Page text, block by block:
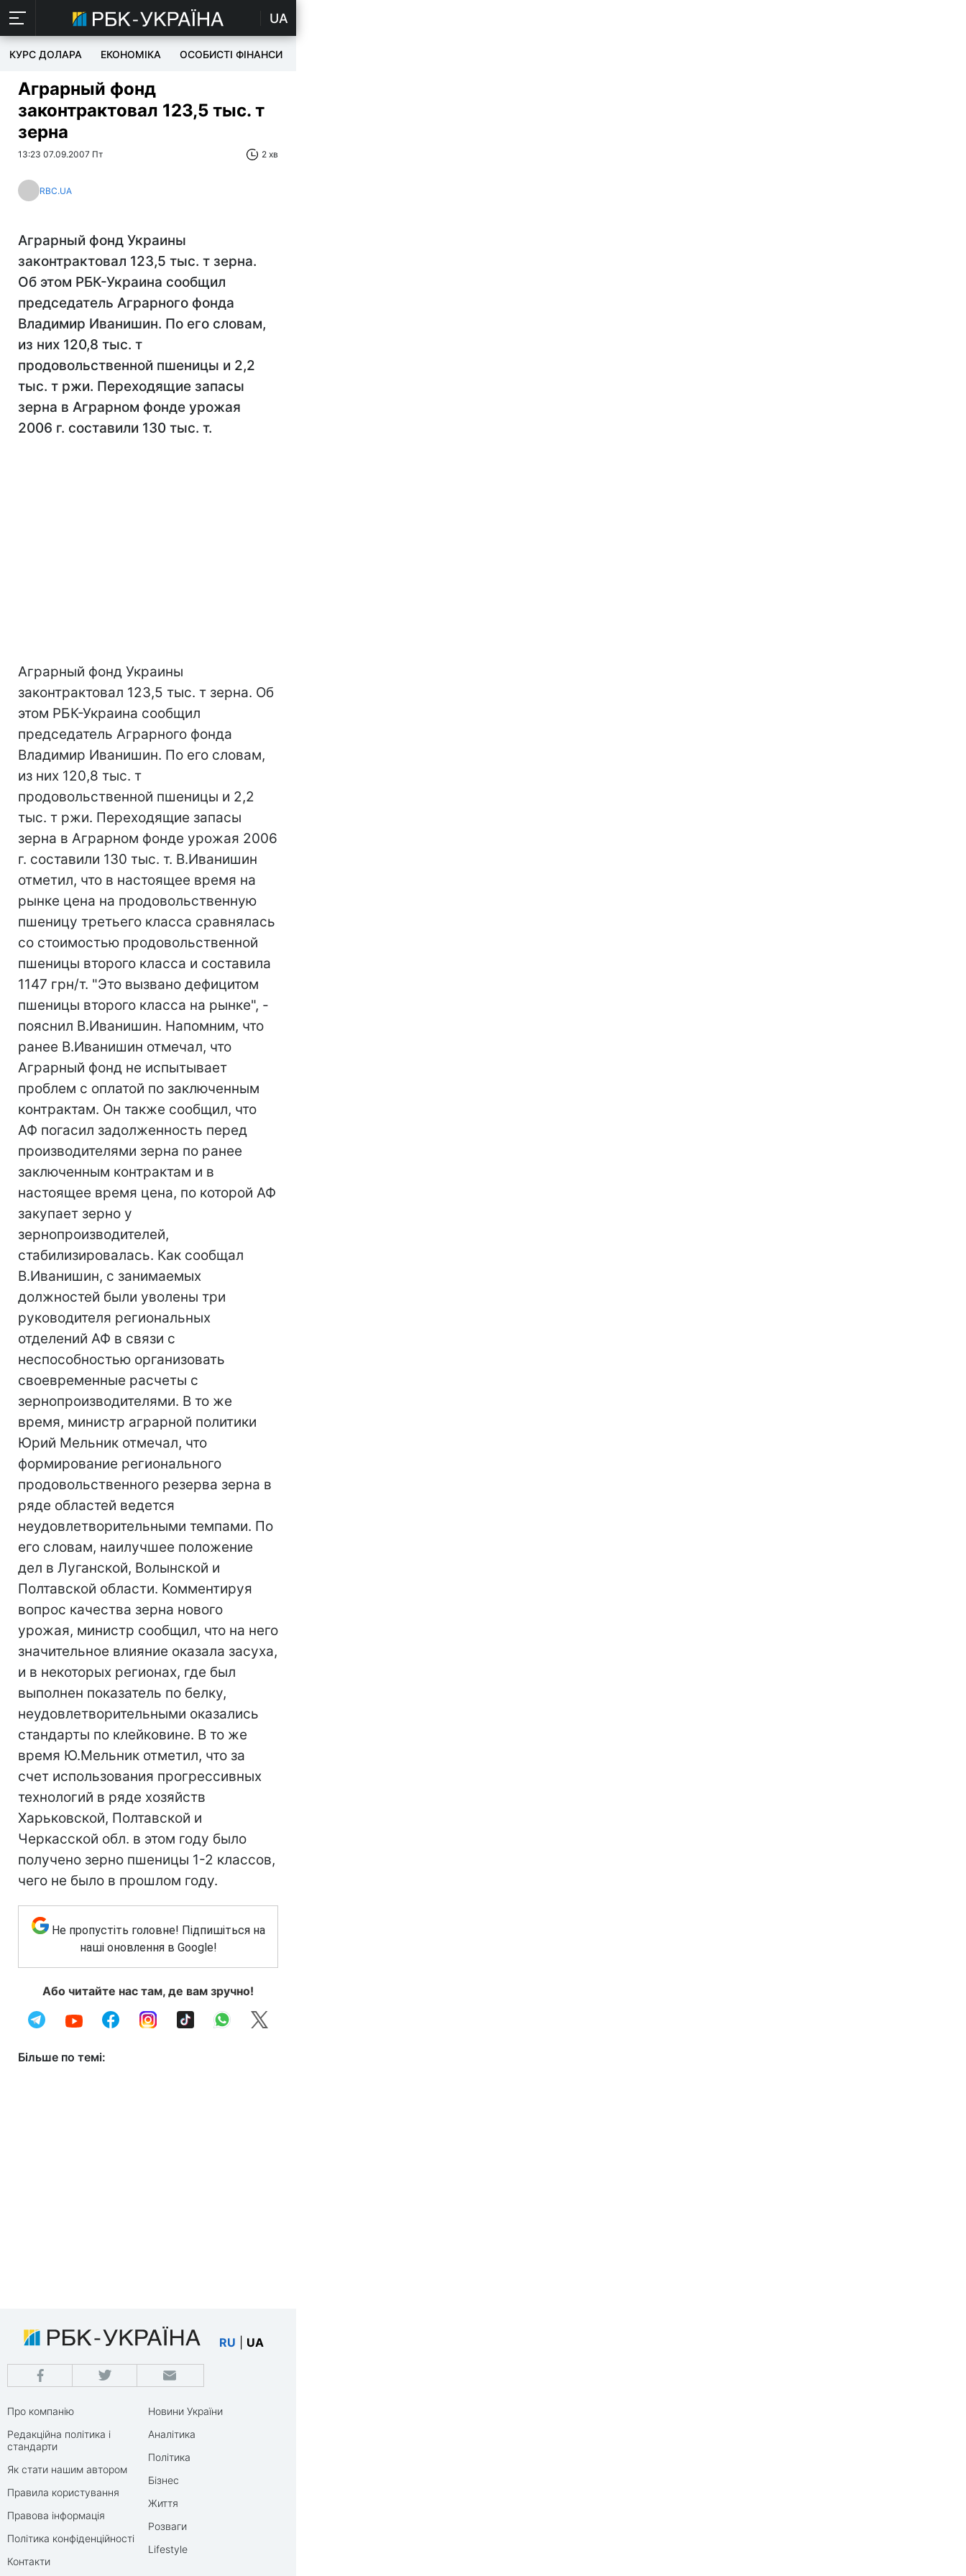
UA
КУРС ДОЛАРА ЕКОНОМІКА ОСОБИСТІ ФІНАНСИ
Аграрный фонд
законтрактовал 123,5 тыс. т
зерна
13:23 07.09.2007 Пт 2 хв
RBC.UA
Аграрный фонд Украины
законтрактовал 123,5 тыс. т зерна.
Об этом РБК-Украина сообщил
председатель Аграрного фонда
Владимир Иванишин. По его словам,
из них 120,8 тыс. т
продовольственной пшеницы и 2,2
тыс. т ржи. Переходящие запасы
зерна в Аграрном фонде урожая
2006 г. составили 130 тыс. т.
Аграрный фонд Украины
законтрактовал 123,5 тыс. т зерна. Об
этом РБК-Украина сообщил
председатель Аграрного фонда
Владимир Иванишин. По его словам,
из них 120,8 тыс. т
продовольственной пшеницы и 2,2
тыс. т ржи. Переходящие запасы
зерна в Аграрном фонде урожая 2006
г. составили 130 тыс. т. В.Иванишин
отметил, что в настоящее время на
рынке цена на продовольственную
пшеницу третьего класса сравнялась
со стоимостью продовольственной
пшеницы второго класса и составила
1147 грн/т. "Это вызвано дефицитом
пшеницы второго класса на рынке", -
пояснил В.Иванишин. Напомним, что
ранее В.Иванишин отмечал, что
Аграрный фонд не испытывает
проблем с оплатой по заключенным
контрактам. Он также сообщил, что
АФ погасил задолженность перед
производителями зерна по ранее
заключенным контрактам и в
настоящее время цена, по которой АФ
закупает зерно у
зернопроизводителей,
стабилизировалась. Как сообщал
В.Иванишин, с занимаемых
должностей были уволены три
руководителя региональных
отделений АФ в связи с
неспособностью организовать
своевременные расчеты с
зернопроизводителями. В то же
время, министр аграрной политики
Юрий Мельник отмечал, что
формирование регионального
продовольственного резерва зерна в
ряде областей ведется
неудовлетворительными темпами. По
его словам, наилучшее положение
дел в Луганской, Волынской и
Полтавской области. Комментируя
вопрос качества зерна нового
урожая, министр сообщил, что на него
значительное влияние оказала засуха,
и в некоторых регионах, где был
выполнен показатель по белку,
неудовлетворительными оказались
стандарты по клейковине. В то же
время Ю.Мельник отметил, что за
счет использования прогрессивных
технологий в ряде хозяйств
Харьковской, Полтавской и
Черкасской обл. в этом году было
получено зерно пшеницы 1-2 классов,
чего не было в прошлом году.
Не пропустіть головне! Підпишіться на
наші оновлення в Google!
Або читайте нас там, де вам зручно!
Більше по темі:
RU UA
Про компанію
Редакційна політика і
стандарти
Як стати нашим автором
Правила користування
Правова інформація
Політика конфіденційності
Контакти
Новини України
Аналітика
Політика
Бізнес
Життя
Розваги
Lifestyle